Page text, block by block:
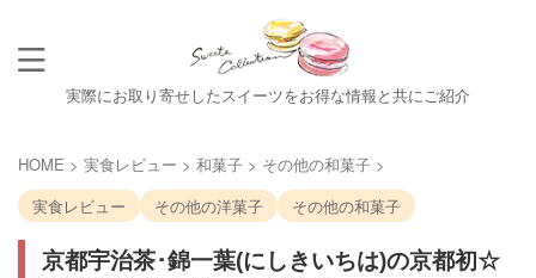
実際にお取り寄せしたスイーツをお得な情報と共にご紹介
HOME > 実食レビュー > 和菓子 > その他の和菓子 >
実食レビュー
その他の洋菓子 その他の和菓子
京都宇治茶･錦一葉(にしきいちは)の京都初☆